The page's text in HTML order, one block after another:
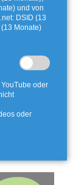
und von
DSID (13
(13 Monate)
oder
oder